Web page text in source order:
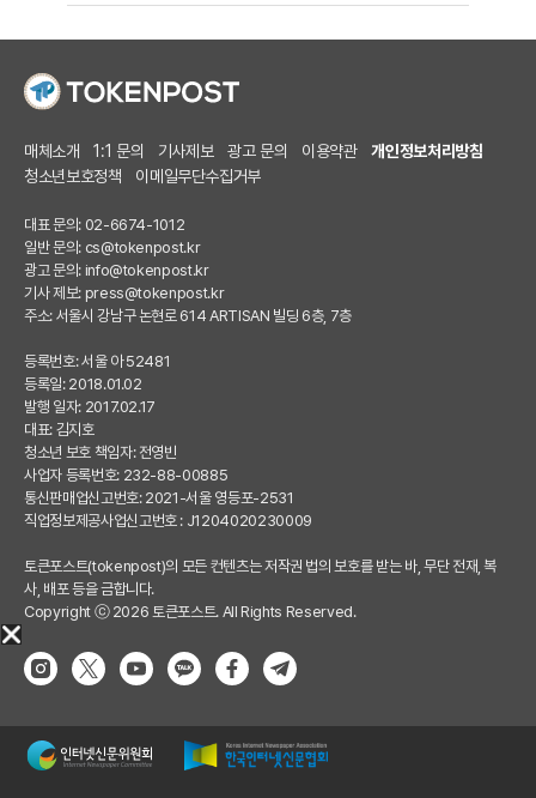
매체소개 1:1 문의 기사제보 광고 문의 이용약관
개인정보처리방침
청소년보호정책
이메일무단수집거부
대표 문의: 02-6674-1012
일반 문의: cs@tokenpost.kr
광고 문의: info@tokenpost.kr
기사 제보: press@tokenpost.kr
주소: 서울시 강남구 논현로 614 ARTISAN 빌딩 6층, 7층
등록번호: 서울 아 52481
등록일: 2018.01.02
발행 일자: 2017.02.17
대표: 김지호
청소년 보호 책임자: 전영빈
사업자 등록번호: 232-88-00885
통신판매업신고번호: 2021-서울 영등포-2531
직업정보제공사업신고번호 : J1204020230009
토큰포스트(tokenpost)의 모든 컨텐츠는 저작권 법의 보호를 받는 바, 무단 전재, 복
사, 배포 등을 금합니다.
Copyright ⓒ 2026 토큰포스트. All Rights Reserved.